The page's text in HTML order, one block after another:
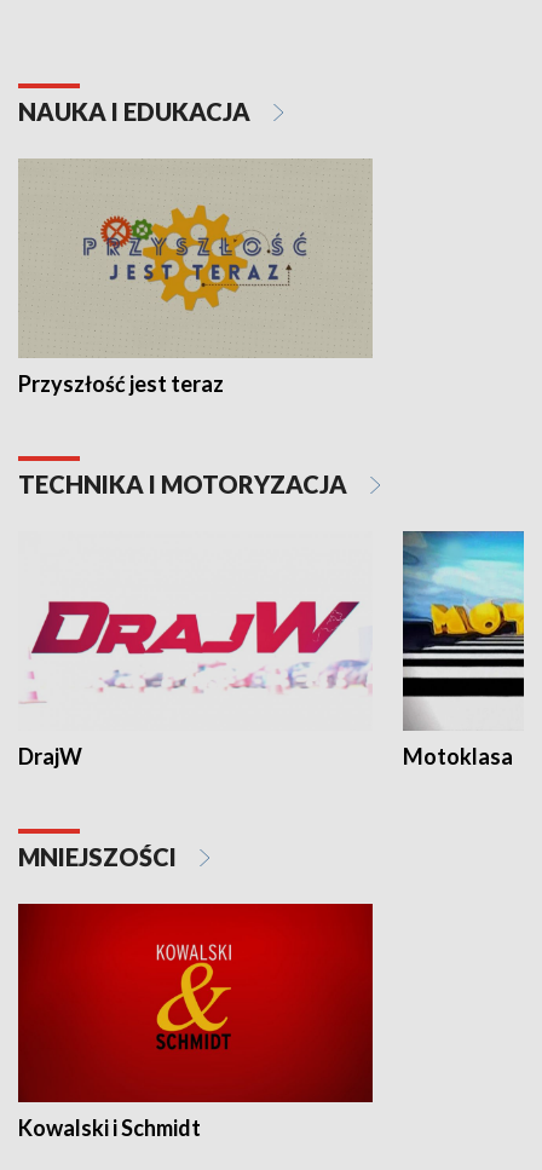
NAUKA I EDUKACJA
Przyszłość jest teraz
TECHNIKA I MOTORYZACJA
DrajW Motoklasa
MNIEJSZOŚCI
Kowalski i Schmidt